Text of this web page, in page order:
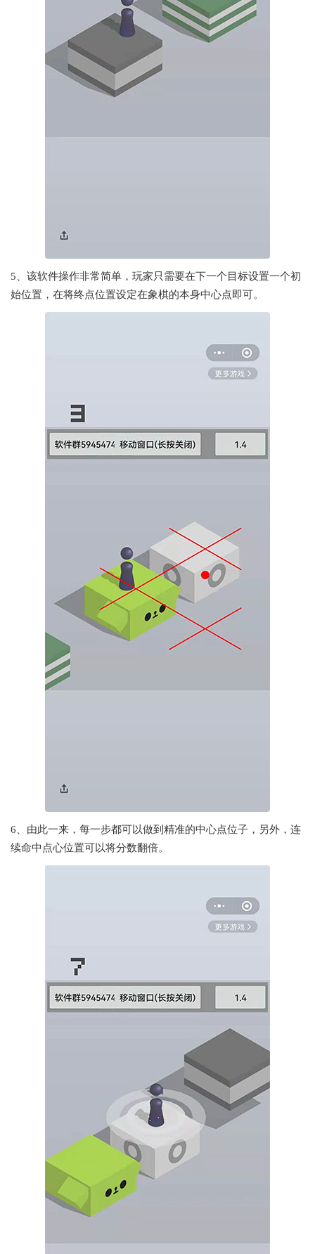
5、该软件操作非常简单，玩家只需要在下一个目标设置一个初
始位置，在将终点位置设定在象棋的本身中心点即可。
6、由此一来，每一步都可以做到精准的中心点位子，另外，连
续命中点心位置可以将分数翻倍。